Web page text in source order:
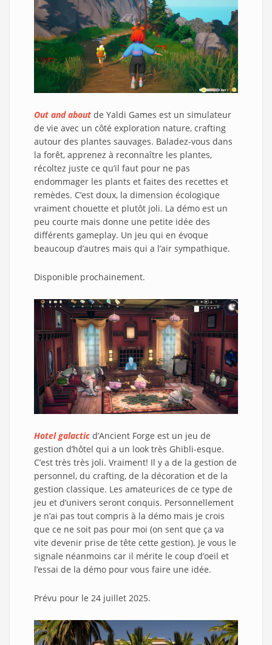
Out and about de Yaldi Games est un simulateur
de vie avec un côté exploration nature, crafting
autour des plantes sauvages. Baladez-vous dans
la forêt, apprenez à reconnaître les plantes,
récoltez juste ce qu’il faut pour ne pas
endommager les plants et faites des recettes et
remèdes. C’est doux, la dimension écologique
vraiment chouette et plutôt joli. La démo est un
peu courte mais donne une petite idée des
différents gameplay. Un jeu qui en évoque
beaucoup d’autres mais qui a l’air sympathique.
Disponible prochainement.
Hotel galactic d’Ancient Forge est un jeu de
gestion d’hôtel qui a un look très Ghibli-esque.
C’est très très joli. Vraiment! Il y a de la gestion de
personnel, du crafting, de la décoration et de la
gestion classique. Les amateurices de ce type de
jeu et d’univers seront conquis. Personnellement
je n’ai pas tout compris à la démo mais je crois
que ce ne soit pas pour moi (on sent que ça va
vite devenir prise de tête cette gestion). Je vous le
signale néanmoins car il mérite le coup d’oeil et
l’essai de la démo pour vous faire une idée.
Prévu pour le 24 juillet 2025.